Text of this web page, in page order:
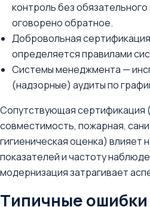
контроль без
оговорено обратное.
Добровольная
определяется правилами
Системы менеджмента —
(надзорные) аудиты по
Сопутствующая сертификация
совместимость, пожарная,
гигиеническая оценка) влияет
показателей и частоту
модернизация затрагивает
Типичные ошибки